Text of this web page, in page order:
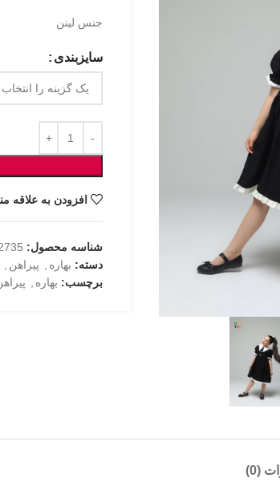
جنس لینن
سایزبندی
افزودن به علاقه
شناسه محصول:
دسته: بهاره پیراهن
برچسب: بهاره
(0)